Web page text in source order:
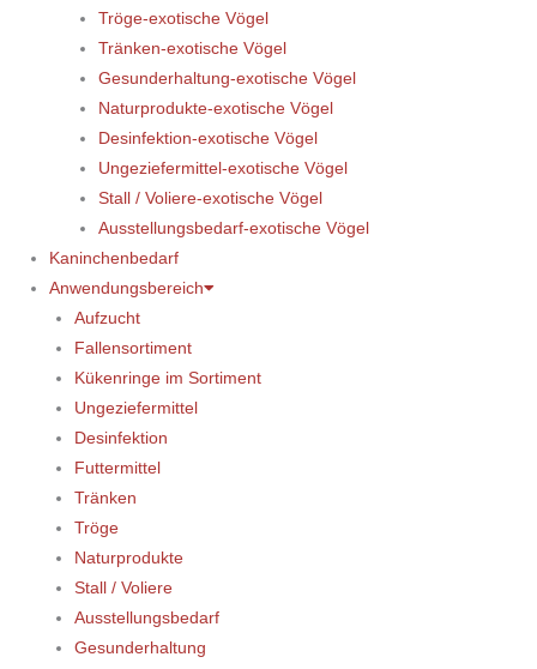
Tröge-exotische Vögel
Tränken-exotische Vögel
Gesunderhaltung-exotische Vögel
Naturprodukte-exotische Vögel
Desinfektion-exotische Vögel
Ungeziefermittel-exotische Vögel
Stall / Voliere-exotische Vögel
Ausstellungsbedarf-exotische Vögel
Kaninchenbedarf
Anwendungsbereich
Aufzucht
Fallensortiment
Kükenringe im Sortiment
Ungeziefermittel
Desinfektion
Futtermittel
Tränken
Tröge
Naturprodukte
Stall / Voliere
Ausstellungsbedarf
Gesunderhaltung